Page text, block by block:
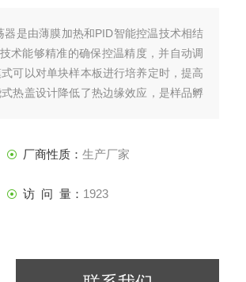
是由薄膜加热和PID智能控温技术相结
术能够精准的确保控温精度，并自动调
可以对单块样本板进行培养定时，提高
热盖设计降低了热边缘效应，是样品孵
厂商性质：生产厂家
访 问 量： 1923